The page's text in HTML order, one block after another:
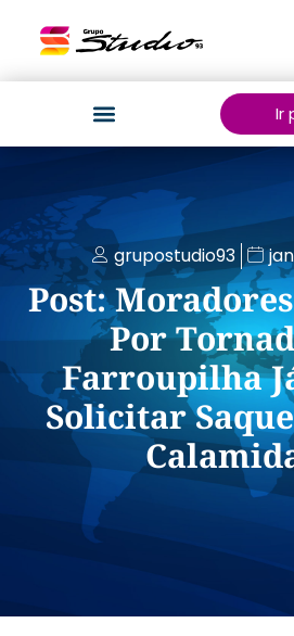
Ir
grupostudio93
Post:
Por
Farroupilha
Solicitar